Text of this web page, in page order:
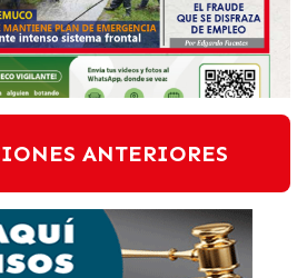
ANTERIORES